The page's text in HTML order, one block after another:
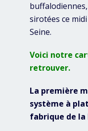
sirotées ce
Seine.
Voici notre
retrouver.
La première
système à
fabrique de la